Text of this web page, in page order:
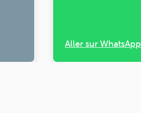
Aller sur WhatsApp